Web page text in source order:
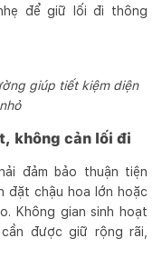
để giữ lối đi thông
giúp tiết kiệm diện
không cản lối đi
đảm bảo thuận tiện
đặt chậu hoa lớn hoặc
Không gian sinh hoạt
được giữ rộng rãi,